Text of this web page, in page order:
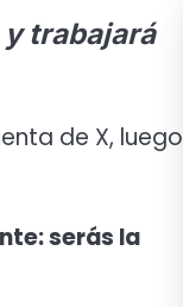
y trabajará
de X, luego
serás la